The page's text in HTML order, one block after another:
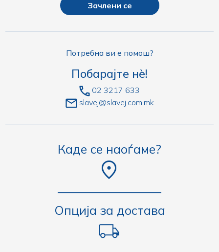
Зачлени се
Потребна ви е помош?
Побарајте нè!
02 3217 633
slavej@slavej.com.mk
Каде се наоѓаме?
Опција за достава